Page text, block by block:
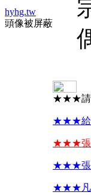
hyhg.tw
頭像被屏蔽
★★★請
★★★給
★★★張
★★★張
★★★凡